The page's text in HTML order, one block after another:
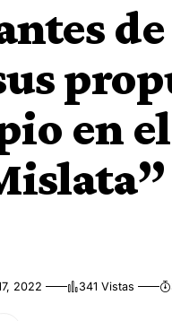
en
2022 341 Vistas